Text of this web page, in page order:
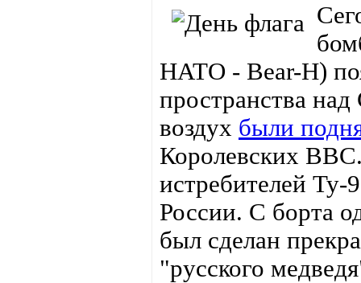
НАТО - Bear-H)
пространства
воздух были
Королевских
истребителей Ту-
России. С борта
был сделан
"русского